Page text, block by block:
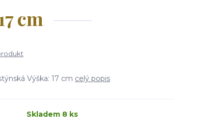
cm
Výška: 17 cm celý popis
Skladem 8 ks